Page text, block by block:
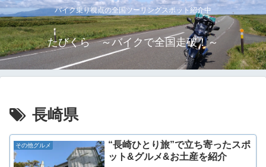
バイク乗り視点の全国ツーリングスポット紹介中
たびくら ～バイクで全国走破！～
長崎県
その他グルメ
“長崎ひとり旅”で立ち寄ったスポ
ット&グルメ&お土産を紹介